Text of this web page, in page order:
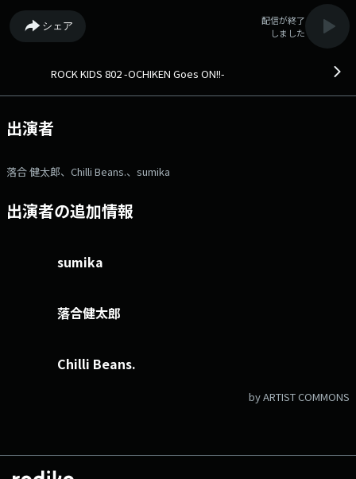
望枚数 を お忘れなく！ ※受験生 ご本人からの応募でお願いします
-- 23時台 -- 「Bound by Music」 sumika・片岡健太が、
FM802 ACCESS!キャンペーンソング “赤春花”のシンガーと対談するコー
合健太郎が12時ちょっと前まで生放送！ あなたからの リクエス
⇒twitterアカウントは「@fm802_pr」 ⇒facebookページはコチラ
シェア
配信が終了
しました
ROCK KIDS 802 -OCHIKEN Goes ON!!-
出演者
落合 健太郎、Chilli Beans.、sumika
出演者の追加情報
sumika
落合健太郎
Chilli Beans.
by ARTIST COMMONS